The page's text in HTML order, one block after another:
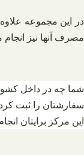
در این مجموعه
مصرف آنها نیز
شما چه در داخل
سفارشتان را ثبت
این مرکز برایتان